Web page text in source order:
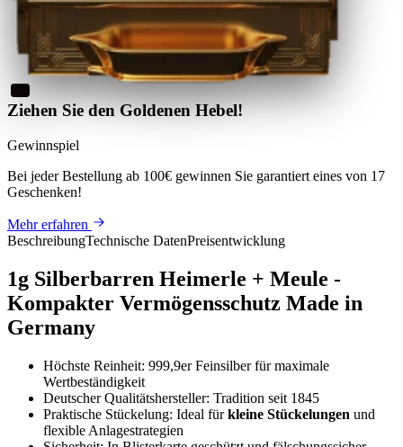
Ziehen Sie den Goldenen Hebel!
Gewinnspiel
Bei jeder Bestellung ab 100€ gewinnen Sie garantiert eines von 17
Geschenken!
Mehr erfahren
BeschreibungTechnische DatenPreisentwicklung
1g Silberbarren Heimerle + Meule -
Kompakter Vermögensschutz Made in
Germany
Höchste Reinheit: 999,9er Feinsilber für maximale
Wertbeständigkeit
Deutscher Qualitätshersteller: Tradition seit 1845
Praktische Stückelung: Ideal fürkleine Stückelungen und
flexible Anlagestrategien